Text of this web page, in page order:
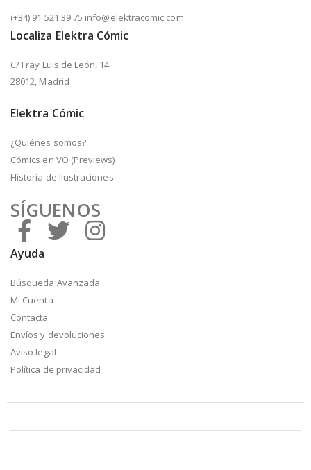
(+34) 91 521 39 75 info@elektracomic.com
Localiza Elektra Cómic
C/ Fray Luis de León, 14
28012, Madrid
Elektra Cómic
¿Quiénes somos?
Cómics en VO (Previews)
Historia de Ilustraciones
SÍGUENOS
Ayuda
Búsqueda Avanzada
Mi Cuenta
Contacta
Envíos y devoluciones
Aviso legal
Política de privacidad